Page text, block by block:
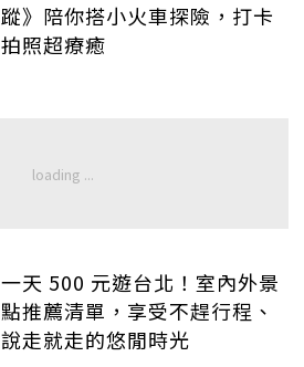
蹤》陪你搭小火車探險，打卡
拍照超療癒
一天 500 元遊台北！室內外景
點推薦清單，享受不趕行程、
說走就走的悠閒時光